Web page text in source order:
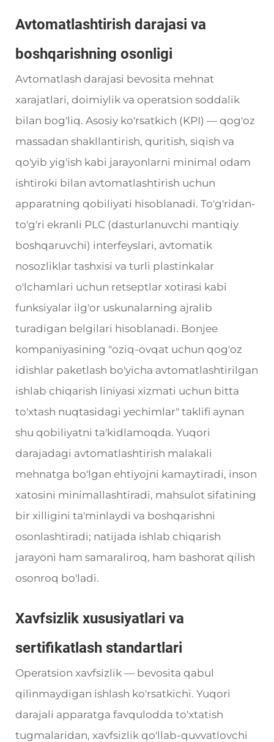
Avtomatlashtirish darajasi va
boshqarishning osonligi
Avtomatlash darajasi bevosita mehnat
xarajatlari, doimiylik va operatsion soddalik
bilan bog'liq. Asosiy ko'rsatkich (KPI) — qog'oz
massadan shakllantirish, quritish, siqish va
qo'yib yig'ish kabi jarayonlarni minimal odam
ishtiroki bilan avtomatlashtirish uchun
apparatning qobiliyati hisoblanadi. To'g'ridan-
to'g'ri ekranli PLC (dasturlanuvchi mantiqiy
boshqaruvchi) interfeyslari, avtomatik
nosozliklar tashxisi va turli plastinkalar
o'lchamlari uchun retseptlar xotirasi kabi
funksiyalar ilg'or uskunalarning ajralib
turadigan belgilari hisoblanadi. Bonjee
kompaniyasining "oziq-ovqat uchun qog'oz
idishlar paketlash bo'yicha avtomatlashtirilgan
ishlab chiqarish liniyasi xizmati uchun bitta
to'xtash nuqtasidagi yechimlar" taklifi aynan
shu qobiliyatni ta'kidlamoqda. Yuqori
darajadagi avtomatlashtirish malakali
mehnatga bo'lgan ehtiyojni kamaytiradi, inson
xatosini minimallashtiradi, mahsulot sifatining
bir xilligini ta'minlaydi va boshqarishni
osonlashtiradi; natijada ishlab chiqarish
jarayoni ham samaraliroq, ham bashorat qilish
osonroq bo'ladi.
Xavfsizlik xususiyatlari va
sertifikatlash standartlari
Operatsion xavfsizlik — bevosita qabul
qilinmaydigan ishlash ko'rsatkichi. Yuqori
darajali apparatga favqulodda to'xtatish
tugmalaridan, xavfsizlik qo'llab-quvvatlovchi